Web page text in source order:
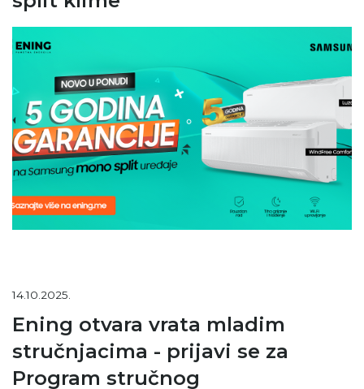
14.10.2025.
Ening otvara vrata mladim
stručnjacima - prijavi se za
Program stručnog